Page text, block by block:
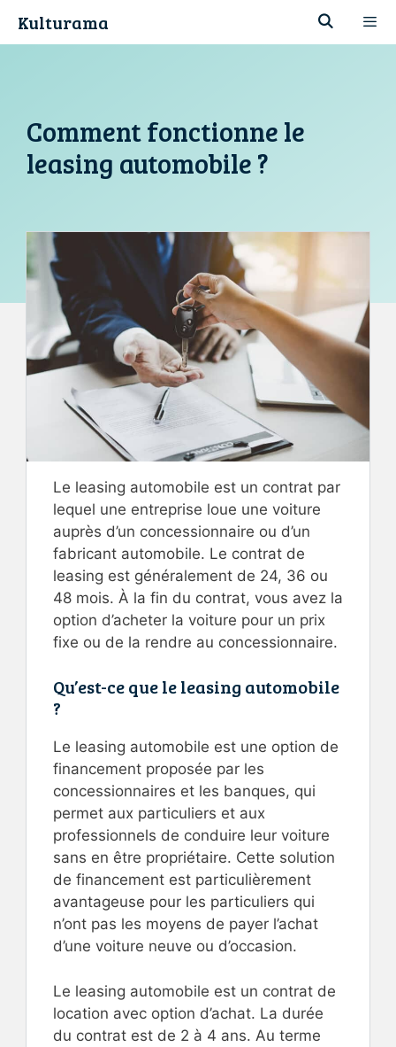
Kulturama
Comment fonctionne le
leasing automobile ?
Le leasing automobile est un contrat par
lequel une entreprise loue une voiture
auprès d’un concessionnaire ou d’un
fabricant automobile. Le contrat de
leasing est généralement de 24, 36 ou
48 mois. À la fin du contrat, vous avez la
option d’acheter la voiture pour un prix
fixe ou de la rendre au concessionnaire.
Qu’est-ce que le leasing automobile
?
Le leasing automobile est une option de
financement proposée par les
concessionnaires et les banques, qui
permet aux particuliers et aux
professionnels de conduire leur voiture
sans en être propriétaire. Cette solution
de financement est particulièrement
avantageuse pour les particuliers qui
n’ont pas les moyens de payer l’achat
d’une voiture neuve ou d’occasion.
Le leasing automobile est un contrat de
location avec option d’achat. La durée
du contrat est de 2 à 4 ans. Au terme